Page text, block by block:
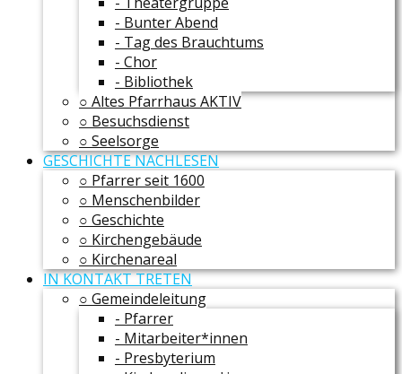
- Bunter Abend
- Tag des Brauchtums
- Chor
- Bibliothek
○ Altes Pfarrhaus AKTIV
○ Besuchsdienst
○ Seelsorge
GESCHICHTE NACHLESEN
○ Pfarrer seit 1600
○ Menschenbilder
○ Geschichte
○ Kirchengebäude
○ Kirchenareal
IN KONTAKT TRETEN
○ Gemeindeleitung
- Pfarrer
- Mitarbeiter*innen
- Presbyterium